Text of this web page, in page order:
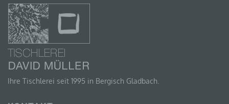
Ihre Tischlerei seit 1995 in Bergisch Gladbach.
Profiling ist jede Art der automatisierten Verarbeitung
personenbezogener Daten, die darin besteht, dass
diese personenbezogenen Daten verwendet werden,
um bestimmte persönliche Aspekte, die sich auf eine
natürliche Person beziehen, zu bewerten,
insbesondere, um Aspekte bezüglich Arbeitsleistung,
wirtschaftlicher Lage, Gesundheit, persönlicher
Vorlieben, Interessen, Zuverlässigkeit, Verhalten,
Aufenthaltsort oder Ortswechsel dieser natürlichen
Person zu analysieren oder vorherzusagen.